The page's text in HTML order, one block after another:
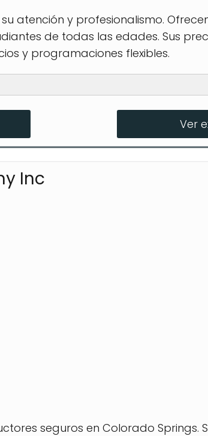
atención y profesionalismo.
de todas las edades. Sus
y programaciones flexibles.
Ver
Inc
seguros en Colorado Springs.